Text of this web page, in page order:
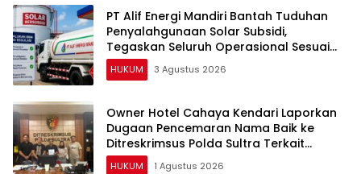
PT Alif Energi Mandiri Bantah Tuduhan
Penyalahgunaan Solar Subsidi,
Tegaskan Seluruh Operasional Sesuai
Regulasi
HUKUM 3 Agustus 2026
Owner Hotel Cahaya Kendari Laporkan
Dugaan Pencemaran Nama Baik ke
Ditreskrimsus Polda Sultra Terkait
Tuduhan Penganiayaan
HUKUM 1 Agustus 2026